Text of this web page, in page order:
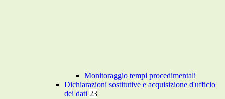
Monitoraggio tempi procedimentali
Dichiarazioni sostitutive e acquisizione d'ufficio
dei dati 23